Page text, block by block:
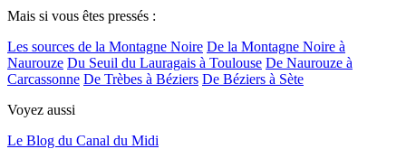
Mais si vous êtes pressés :
Les sources de la Montagne Noire De la Montagne Noire à
Naurouze Du Seuil du Lauragais à Toulouse De Naurouze à
Carcassonne De Trèbes à Béziers De Béziers à Sète
Voyez aussi
Le Blog du Canal du Midi